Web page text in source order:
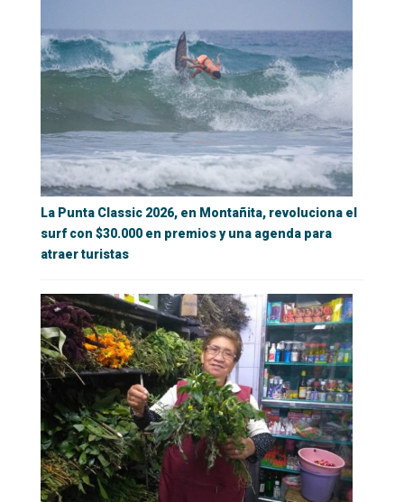
La Punta Classic 2026, en Montañita, revoluciona el
surf con $30.000 en premios y una agenda para
atraer turistas